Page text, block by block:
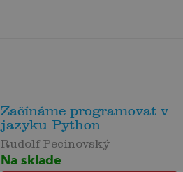
Začínáme programovat v
jazyku Python
Rudolf Pecinovský
Na sklade